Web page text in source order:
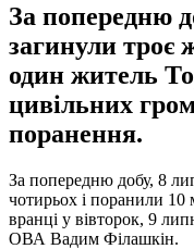
За попередню
загинули троє
один житель
цивільних
поранення.
За попередню добу, 8
чотирьох і поранили
вранці у вівторок, 9
ОВА Вадим Філашкін.